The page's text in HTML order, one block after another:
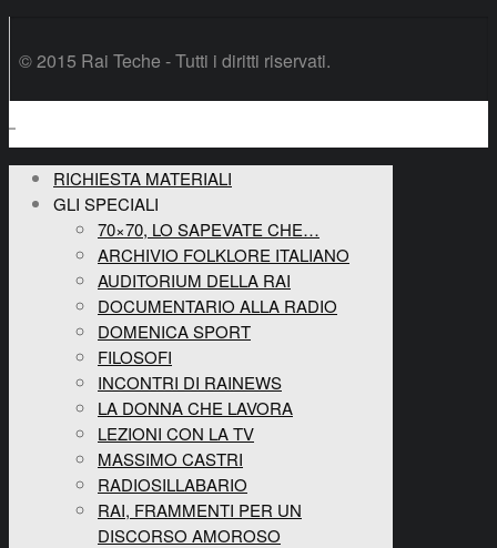
© 2015 Rai Teche - Tutti i diritti riservati.
RICHIESTA MATERIALI
GLI SPECIALI
70×70, LO SAPEVATE CHE…
ARCHIVIO FOLKLORE ITALIANO
AUDITORIUM DELLA RAI
DOCUMENTARIO ALLA RADIO
DOMENICA SPORT
FILOSOFI
INCONTRI DI RAINEWS
LA DONNA CHE LAVORA
LEZIONI CON LA TV
MASSIMO CASTRI
RADIOSILLABARIO
RAI, FRAMMENTI PER UN
DISCORSO AMOROSO